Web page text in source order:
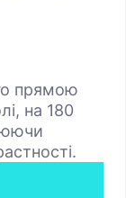
прямою
на 180